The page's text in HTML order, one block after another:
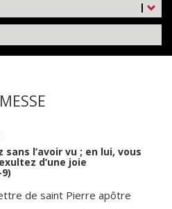
|
sans l’avoir vu ; en lui, vous
d’une joie
de saint Pierre apôtre